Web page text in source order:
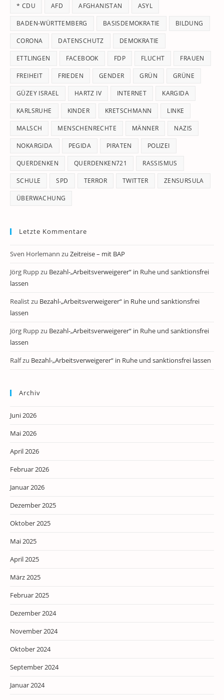
* CDU AFD AFGHANISTAN ASYL
BADEN-WÜRTTEMBERG BASISDEMOKRATIE BILDUNG
CORONA DATENSCHUTZ DEMOKRATIE
ETTLINGEN FACEBOOK FDP FLUCHT FRAUEN
FREIHEIT FRIEDEN GENDER GRÜN GRÜNE
GÜZEY ISRAEL HARTZ IV INTERNET KARGIDA
KARLSRUHE KINDER KRETSCHMANN LINKE
MALSCH MENSCHENRECHTE MÄNNER NAZIS
NOKARGIDA PEGIDA PIRATEN POLIZEI
QUERDENKEN QUERDENKEN721 RASSISMUS
SCHULE SPD TERROR TWITTER ZENSURSULA
ÜBERWACHUNG
Letzte Kommentare
Sven Horlemann zu Zeitreise – mit BAP
Jörg Ruppzu Bezahl-„Arbeitsverweigerer“ in Ruhe und sanktionsfrei
lassen
Realistzu Bezahl-„Arbeitsverweigerer“ in Ruhe und sanktionsfrei
lassen
Jörg Ruppzu Bezahl-„Arbeitsverweigerer“ in Ruhe und sanktionsfrei
lassen
Ralfzu Bezahl-„Arbeitsverweigerer“ in Ruhe und sanktionsfrei lassen
Archiv
Juni 2026
Mai 2026
April 2026
Februar 2026
Januar 2026
Dezember 2025
Oktober 2025
Mai 2025
April 2025
März 2025
Februar 2025
Dezember 2024
November 2024
Oktober 2024
September 2024
Januar 2024